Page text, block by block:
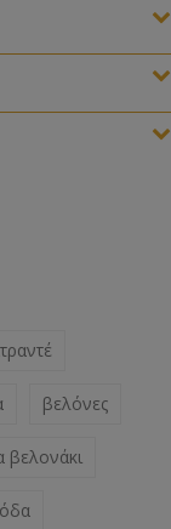
βελόνες
βελονάκι